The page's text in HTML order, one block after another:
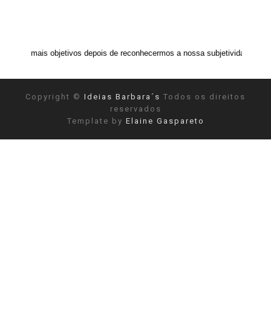
depois de reconhecermos a nossa subjetividade." ANAIS NIN
Copyright © Ideias Barbara´s Todos os direitos
reservados
Template by Elaine Gaspareto